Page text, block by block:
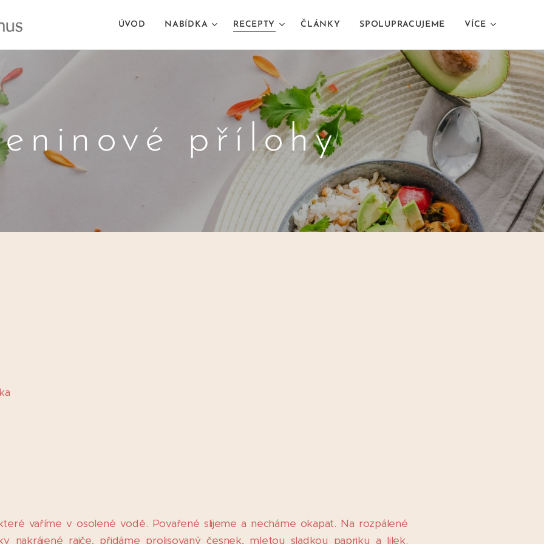
ÚVOD NABÍDKA RECEPTY ČLÁNKY SPOLUPRACUJEME VÍCE
přílohy
vaříme v osolené vodě. Povařené slijeme a necháme okapat. Na rozpálené
nakrájené rajče, přidáme prolisovaný česnek, mletou sladkou papriku a lilek.